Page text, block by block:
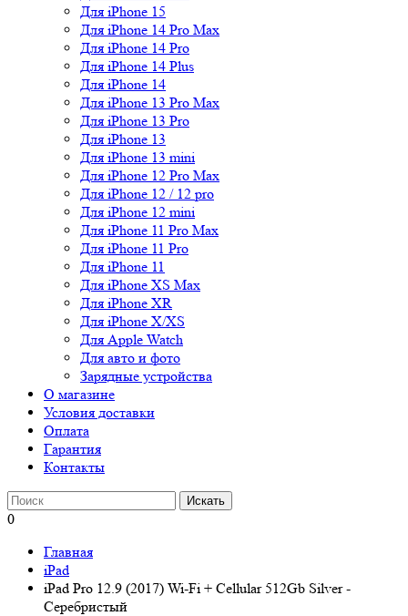
Для iPhone 15
Для iPhone 14 Pro Max
Для iPhone 14 Pro
Для iPhone 14 Plus
Для iPhone 14
Для iPhone 13 Pro Max
Для iPhone 13 Pro
Для iPhone 13
Для iPhone 13 mini
Для iPhone 12 Pro Max
Для iPhone 12 / 12 pro
Для iPhone 12 mini
Для iPhone 11 Pro Max
Для iPhone 11 Pro
Для iPhone 11
Для iPhone XS Max
Для iPhone XR
Для iPhone X/XS
Для Apple Watch
Для авто и фото
Зарядные устройства
О магазине
Условия доставки
Оплата
Гарантия
Контакты
0
Главная
iPad
iPad Pro 12.9 (2017) Wi-Fi + Cellular 512Gb Silver -
Серебристый